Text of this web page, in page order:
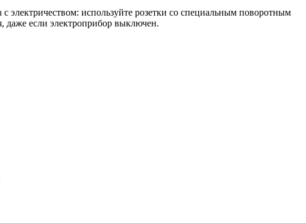
электричеством: используйте розетки со специальным поворотным
даже если электроприбор выключен.